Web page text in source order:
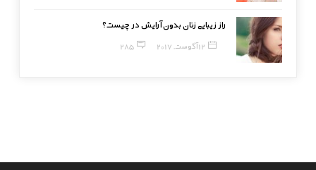
راز زیبایی زنان بدون آرایش در چیست؟
12 آگوست, 2017 285